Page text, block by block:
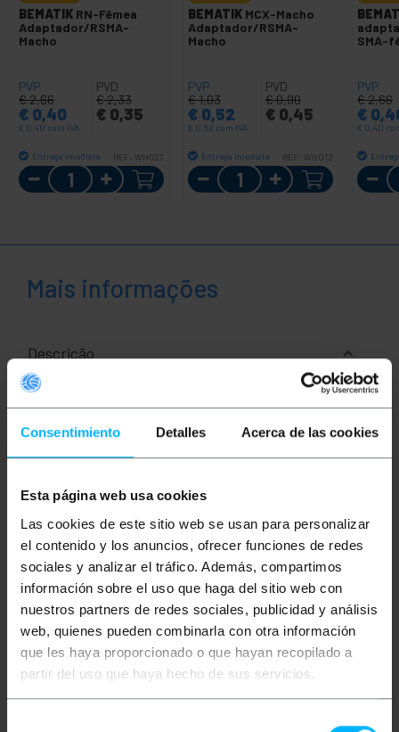
Consentimiento Detalles Acerca de las cookies
Esta página web usa cookies
Las cookies de este sitio web se usan para personalizar
el contenido y los anuncios, ofrecer funciones de redes
sociales y analizar el tráfico. Además, compartimos
información sobre el uso que haga del sitio web con
nuestros partners de redes sociales, publicidad y análisis
web, quienes pueden combinarla con otra información
que les haya proporcionado o que hayan recopilado a
partir del uso que haya hecho de sus servicios.
BEMATIK RN-Fêmea
Adaptador/RSMA-
Macho
PVP
€2,66
€ 0,40
€ 0,40 com IVA
PVD
€2,33
€0,35
Entrega imediata REF: WH027
Quantidade
BEMATIK MCX-Macho
Adaptador/RSMA-
Macho
PVP
€1,03
€ 0,52
€ 0,52 com IVA
PVD
€0,90
€0,45
Entrega imediata REF: WG013
Quantidade
SMA-
PVP
€2,66
€
€ 0,40
Mais informações
Descrição
Cabo RG-316 com 20 cm de comprimento equipado
com conectores coaxiais, ideal para conexão de
antenas e sua fiação. Possui um conector Lucent
MC-Male em uma extremidade e SMA-Male-Inverted
a perda específica para este comprimento é de 0,3
segura com um bom sinal.
Especificações
Cabo RG-316 20cm (Lucent MC-Card Macho /
rSMA-Macho)
Baseado em conectores coaxiais
Usado em pontos de acesso
Adaptadores sem fio 802.11
Conexão com antenas e sua fiação
Conector Lucent MC-Male em uma
extremidade